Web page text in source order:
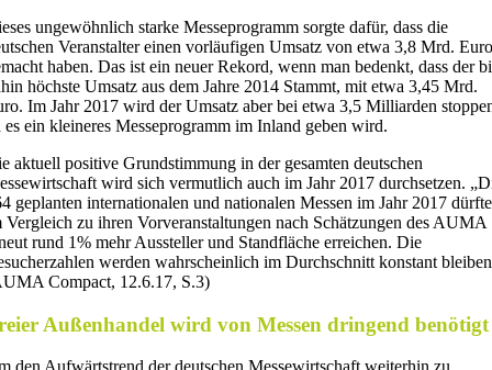
ungewöhnlich starke Messeprogramm sorgte dafür, dass die
Veranstalter einen vorläufigen Umsatz von etwa 3,8 Mrd. Euro
haben. Das ist ein neuer Rekord, wenn man bedenkt, dass der
höchste Umsatz aus dem Jahre 2014 Stammt, mit etwa 3,45 Mrd.
Im Jahr 2017 wird der Umsatz aber bei etwa 3,5 Milliarden
es ein kleineres Messeprogramm im Inland geben wird.
aktuell positive Grundstimmung in der gesamten deutschen
wird sich vermutlich auch im Jahr 2017 durchsetzen.
geplanten internationalen und nationalen Messen im Jahr 2017
Vergleich zu ihren Vorveranstaltungen nach Schätzungen des AUMA
rund 1% mehr Aussteller und Standfläche erreichen. Die
werden wahrscheinlich im Durchschnitt konstant
Compact, 12.6.17, S.3)
Außenhandel wird von Messen dringend